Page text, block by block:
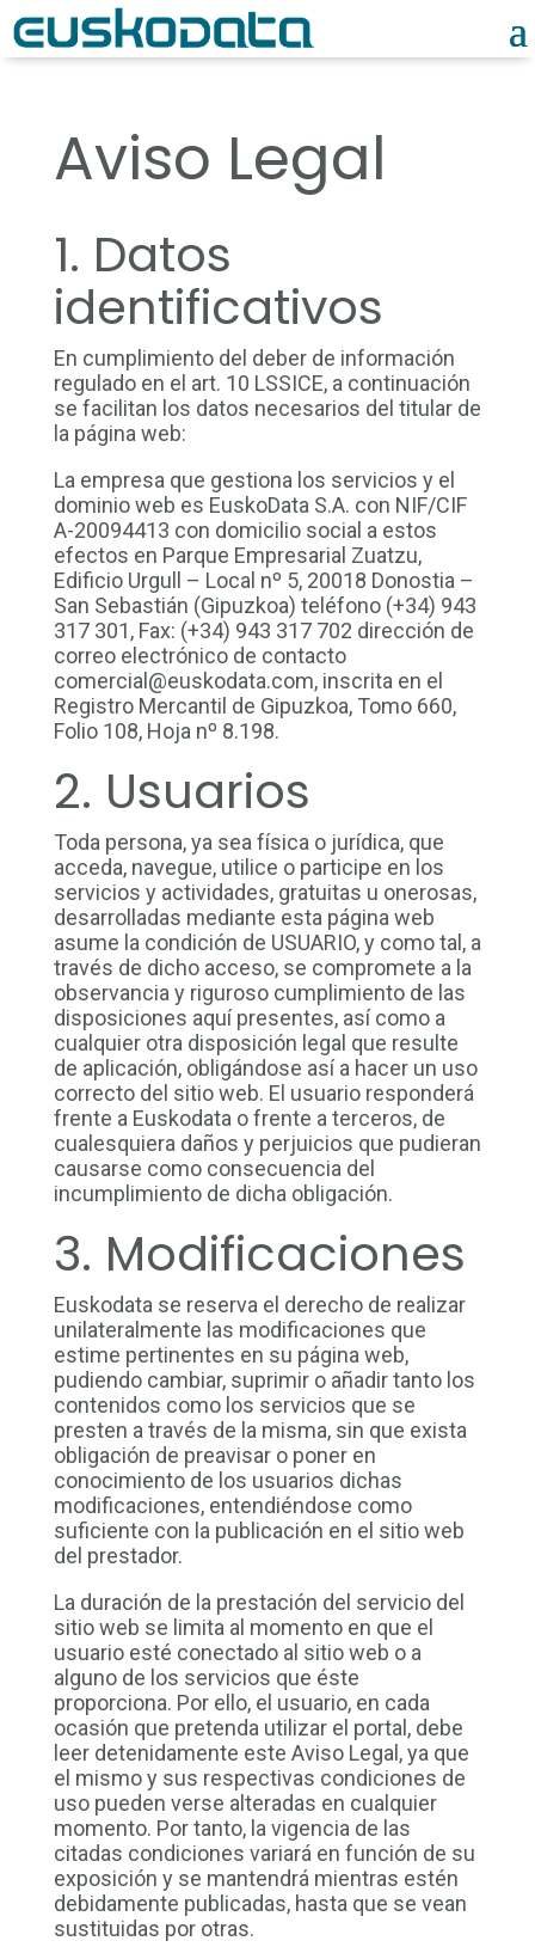
Aviso Legal
1. Datos
identificativos
En cumplimiento del deber de información
regulado en el art. 10 LSSICE, a continuación
se facilitan los datos necesarios del titular de
la página web:
La empresa que gestiona los servicios y el
dominio web es EuskoData S.A. con NIF/CIF
A-20094413 con domicilio social a estos
efectos en Parque Empresarial Zuatzu,
Edificio Urgull – Local nº 5, 20018 Donostia –
San Sebastián (Gipuzkoa) teléfono (+34) 943
317 301, Fax: (+34) 943 317 702 dirección de
correo electrónico de contacto
comercial@euskodata.com, inscrita en el
Registro Mercantil de Gipuzkoa, Tomo 660,
Folio 108, Hoja nº 8.198.
2. Usuarios
Toda persona, ya sea física o jurídica, que
acceda, navegue, utilice o participe en los
servicios y actividades, gratuitas u onerosas,
desarrolladas mediante esta página web
asume la condición de USUARIO, y como tal, a
través de dicho acceso, se compromete a la
observancia y riguroso cumplimiento de las
disposiciones aquí presentes, así como a
cualquier otra disposición legal que resulte
de aplicación, obligándose así a hacer un uso
correcto del sitio web. El usuario responderá
frente a Euskodata o frente a terceros, de
cualesquiera daños y perjuicios que pudieran
causarse como consecuencia del
incumplimiento de dicha obligación.
3. Modificaciones
Euskodata se reserva el derecho de realizar
unilateralmente las modificaciones que
estime pertinentes en su página web,
pudiendo cambiar, suprimir o añadir tanto los
contenidos como los servicios que se
presten a través de la misma, sin que exista
obligación de preavisar o poner en
conocimiento de los usuarios dichas
modificaciones, entendiéndose como
suficiente con la publicación en el sitio web
del prestador.
La duración de la prestación del servicio del
sitio web se limita al momento en que el
usuario esté conectado al sitio web o a
alguno de los servicios que éste
proporciona. Por ello, el usuario, en cada
ocasión que pretenda utilizar el portal, debe
leer detenidamente este Aviso Legal, ya que
el mismo y sus respectivas condiciones de
uso pueden verse alteradas en cualquier
momento. Por tanto, la vigencia de las
citadas condiciones variará en función de su
exposición y se mantendrá mientras estén
debidamente publicadas, hasta que se vean
sustituidas por otras.